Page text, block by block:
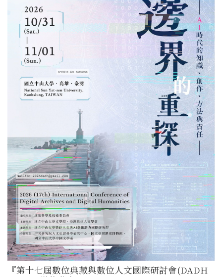
『第十七屆數位典藏與數位人文國際研討會(DADH